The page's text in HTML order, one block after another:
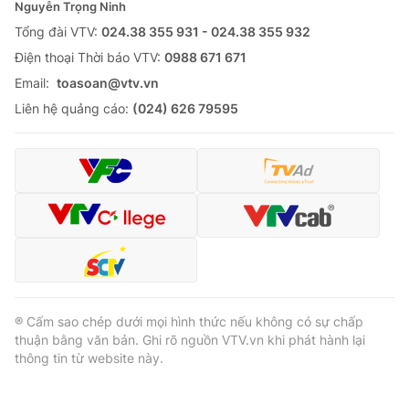
Nguyễn Trọng Ninh
Tổng đài VTV: 024.38 355 931 - 024.38 355 932
Ðiện thoại Thời báo VTV: 0988 671 671
Email: toasoan@vtv.vn
Liên hệ quảng cáo: (024) 626 79595
® Cấm sao chép dưới mọi hình thức nếu không có sự chấp
thuận bằng văn bản. Ghi rõ nguồn VTV.vn khi phát hành lại
thông tin từ website này.